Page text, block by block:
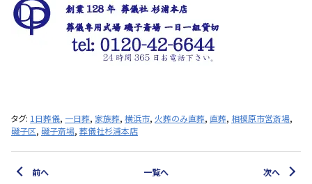
タグ: 1日葬儀, 一日葬, 家族葬, 横浜市, 火葬のみ直葬, 直葬, 相模原市営斎場,
磯子区, 磯子斎場, 葬儀社杉浦本店
前へ 一覧へ 次へ